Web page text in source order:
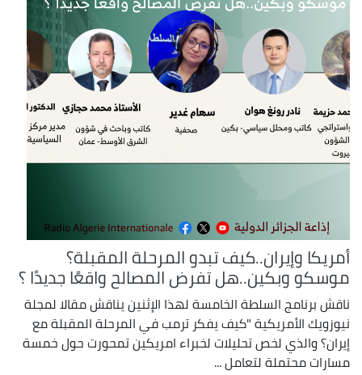
أمريكا وإيران..كيف تبدو المرحلة المقبلة؟
موسكو وبكين..هل تفرض المصالح واقعًا جديدًا ؟
ناقش برنامج السلطة الخامسة لهذا الإثنين يناقش مقالا لمجلة
نيوزويك الأمريكية "كيف يفكر ترمب في المرحلة المقبلة مع
إيران؟ والذي لخص تحليلات لخبراء امريكين تمحورت حول خمسة
مسارات محتملة لتعامل ...